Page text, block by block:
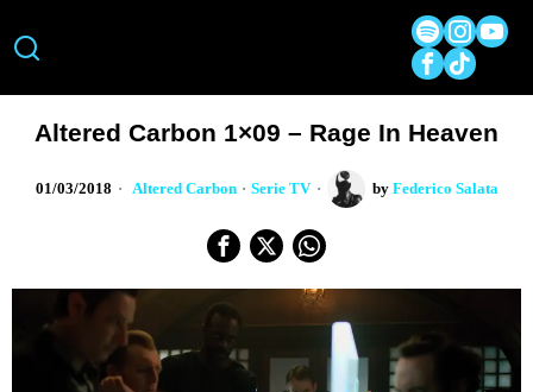
Altered Carbon 1×09 – Rage In Heaven
01/03/2018 Altered Carbon · Serie TV by Federico Salata